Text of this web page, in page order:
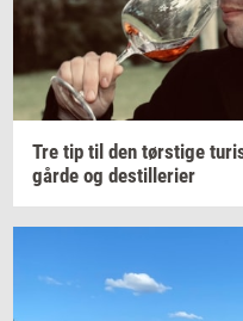
Tre tip til den tørsti­ge
går­de og destil­le­ri­er